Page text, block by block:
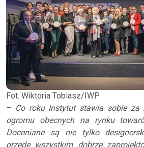
Fot. Wiktoria Tobiasz/IWP
– Co roku Instytut stawia sobie za
ogromu obecnych na rynku
Doceniane są nie tylko
przede wszystkim dobrze